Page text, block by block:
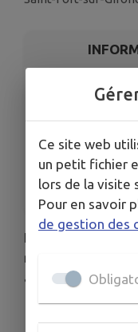
Bienvenue chez
Le sam. 19 sept.
HORAIRES
à partir de 17h00
En raison des
randonnée est
à 16 h 30
Ce site web
un petit fichier
lors de la visite
Pour en savoir
de gestion des